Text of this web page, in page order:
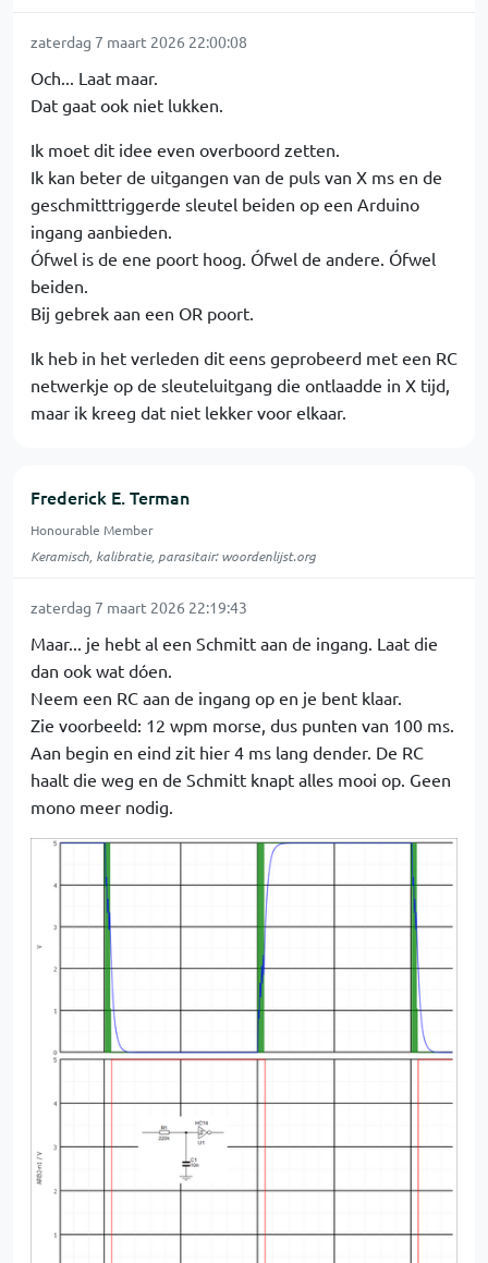
zaterdag 7 maart 2026 22:00:08
Och... Laat maar.
Dat gaat ook niet lukken.
Ik moet dit idee even overboord zetten.
Ik kan beter de uitgangen van de puls van X ms en de
geschmitttriggerde sleutel beiden op een Arduino
ingang aanbieden.
Ófwel is de ene poort hoog. Ófwel de andere. Ófwel
beiden.
Bij gebrek aan een OR poort.
Ik heb in het verleden dit eens geprobeerd met een RC
netwerkje op de sleuteluitgang die ontlaadde in X tijd,
maar ik kreeg dat niet lekker voor elkaar.
Frederick E. Terman
Honourable Member
Keramisch, kalibratie, parasitair: woordenlijst.org
zaterdag 7 maart 2026 22:19:43
Maar... je hebt al een Schmitt aan de ingang. Laat die
dan ook wat dóen.
Neem een RC aan de ingang op en je bent klaar.
Zie voorbeeld: 12 wpm morse, dus punten van 100 ms.
Aan begin en eind zit hier 4 ms lang dender. De RC
haalt die weg en de Schmitt knapt alles mooi op. Geen
mono meer nodig.